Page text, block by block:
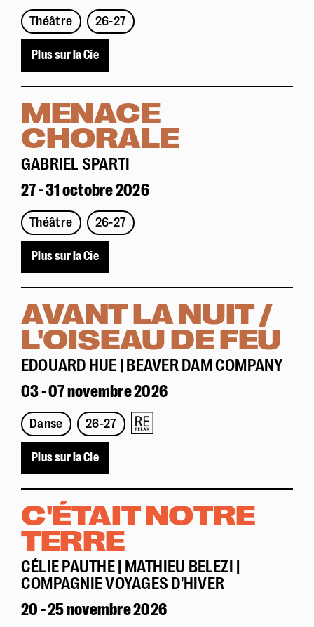
Théâtre 26-27
Plus sur la Cie
MENACE
CHORALE
GABRIEL SPARTI
27 - 31 octobre 2026
Théâtre 26-27
Plus sur la Cie
AVANT LA NUIT /
L'OISEAU DE FEU
EDOUARD HUE | BEAVER DAM COMPANY
03 - 07 novembre 2026
Danse 26-27
Plus sur la Cie
C'ÉTAIT NOTRE
TERRE
CÉLIE PAUTHE | MATHIEU BELEZI |
COMPAGNIE VOYAGES D'HIVER
20 - 25 novembre 2026